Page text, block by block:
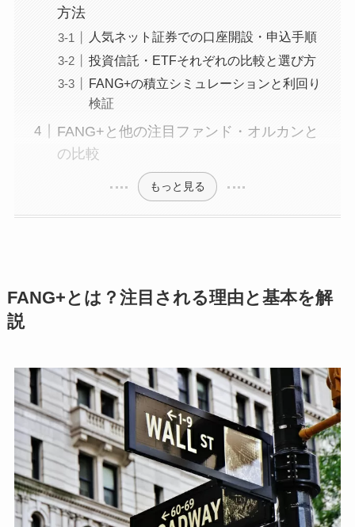
方法
人気ネット証券での口座開設・申込手順
投資信託・ETFそれぞれの比較と選び方
FANG+の積立シミュレーションと利回り
検証
FANG+と他の注目ファンド・オルカンと
の比較
もっと見る
FANG+とは？注目される理由と基本を解
説